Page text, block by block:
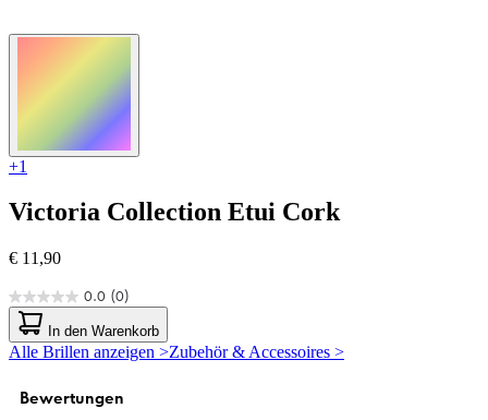
+1
Victoria Collection Etui Cork
€ 11,90
0.0 (0)
0.0
von
5
Sternen.
In den Warenkorb
Alle Brillen anzeigen >Zubehör & Accessoires >